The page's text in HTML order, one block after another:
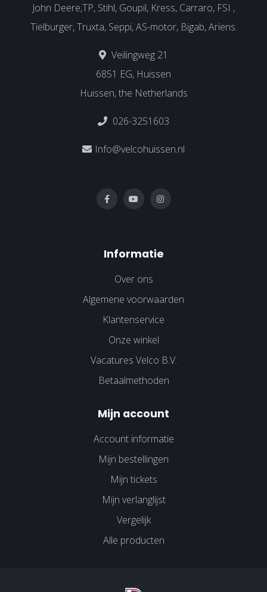
John Deere,TP, Stihl, Goupil, Kress, Carraro, FSI ,
Tielburger, Truxta, Seppi, AS-motor, Bigab, Ariens.
Veilingweg 21
6851 EG, Huissen
Huissen, the Netherlands
026-3251603
Info@velcohuissen.nl
Informatie
Over ons
Algemene voorwaarden
Klantenservice
Onze winkel
Vacatures Velco B.V.
Betaalmethoden
Mijn account
Account informatie
Mijn bestellingen
Mijn tickets
Mijn verlanglijst
Vergelijk
Alle producten